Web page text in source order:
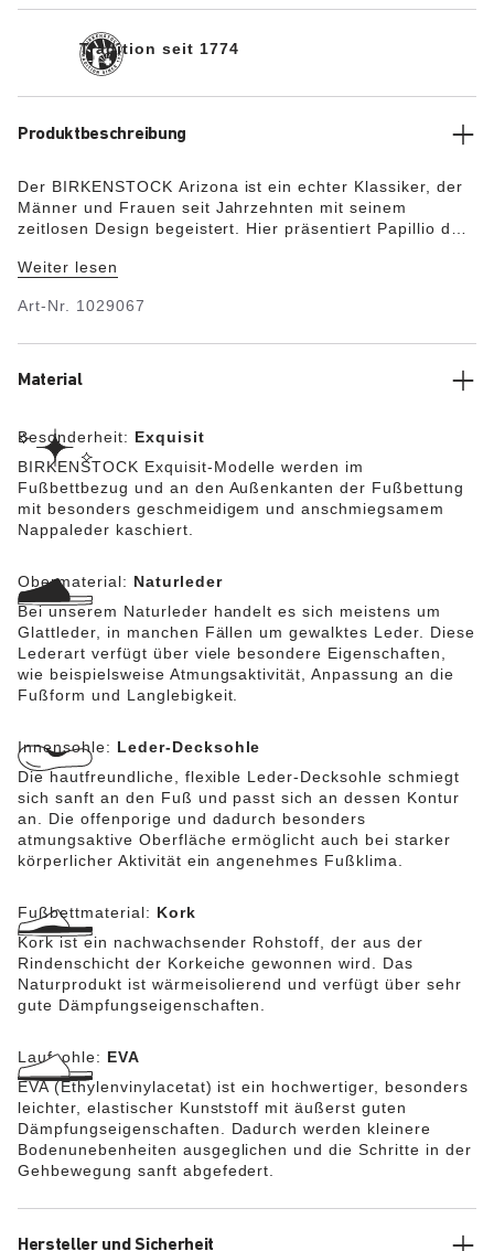
Tradition seit 1774
Produktbeschreibung
Der BIRKENSTOCK Arizona ist ein echter Klassiker, der
Männer und Frauen seit Jahrzehnten mit seinem
zeitlosen Design begeistert. Hier präsentiert Papillio den
extrem tiefen Profillinien. Dank der Abschrägung vorne
Exquisit-Fußbett ist komplett mit weichem Nappa-Leder
hochwertigem, besonders weichem Naturleder.
Weiter lesen
Art-Nr. 1029067
Material
Besonderheit: Exquisit
BIRKENSTOCK Exquisit-Modelle werden im
Fußbettbezug und an den Außenkanten der Fußbettung
mit besonders geschmeidigem und anschmiegsamem
Nappaleder kaschiert.
Obermaterial: Naturleder
Bei unserem Naturleder handelt es sich meistens um
Glattleder, in manchen Fällen um gewalktes Leder. Diese
Lederart verfügt über viele besondere Eigenschaften,
wie beispielsweise Atmungsaktivität, Anpassung an die
Fußform und Langlebigkeit.
Innensohle: Leder-Decksohle
Die hautfreundliche, flexible Leder-Decksohle schmiegt
sich sanft an den Fuß und passt sich an dessen Kontur
an. Die offenporige und dadurch besonders
atmungsaktive Oberfläche ermöglicht auch bei starker
körperlicher Aktivität ein angenehmes Fußklima.
Fußbettmaterial: Kork
Kork ist ein nachwachsender Rohstoff, der aus der
Rindenschicht der Korkeiche gewonnen wird. Das
Naturprodukt ist wärmeisolierend und verfügt über sehr
gute Dämpfungseigenschaften.
Laufsohle: EVA
EVA (Ethylenvinylacetat) ist ein hochwertiger, besonders
leichter, elastischer Kunststoff mit äußerst guten
Dämpfungseigenschaften. Dadurch werden kleinere
Bodenunebenheiten ausgeglichen und die Schritte in der
Gehbewegung sanft abgefedert.
Hersteller und Sicherheit